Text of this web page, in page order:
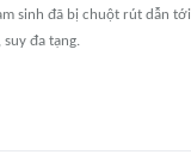
sinh đã bị chuột rút dẫn
đa tạng.